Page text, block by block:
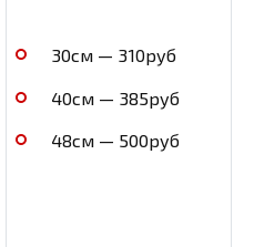
30см — 310руб
40см — 385руб
48см — 500руб